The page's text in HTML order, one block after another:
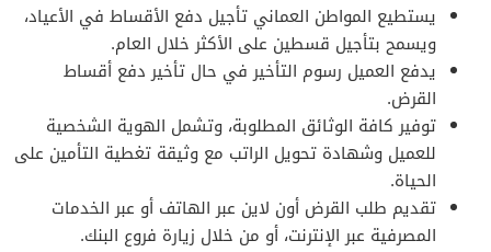
يستطيع المواطن العماني تأجيل دفع الأقساط في الأعياد،
ويسمح بتأجيل قسطين على الأكثر خلال العام.
يدفع العميل رسوم التأخير في حال تأخير دفع أقساط
القرض.
توفير كافة الوثائق المطلوبة، وتشمل الهوية الشخصية
للعميل وشهادة تحويل الراتب مع وثيقة تغطية التأمين على
الحياة.
تقديم طلب القرض أون لاين عبر الهاتف أو عبر الخدمات
المصرفية عبر الإنترنت، أو من خلال زيارة فروع البنك.